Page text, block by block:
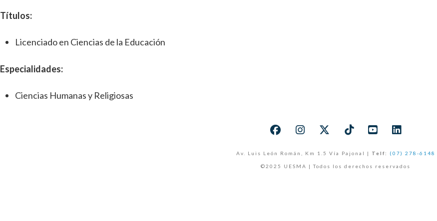
Títulos:
Licenciado en Ciencias de la Educación
Especialidades:
Ciencias Humanas y Religiosas
Av. Luis León Román, Km 1.5 Vía Pajonal | Telf: (07) 278-6148
©2025 UESMA | Todos los derechos reservados